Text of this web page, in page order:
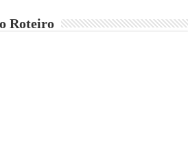
Roteiro